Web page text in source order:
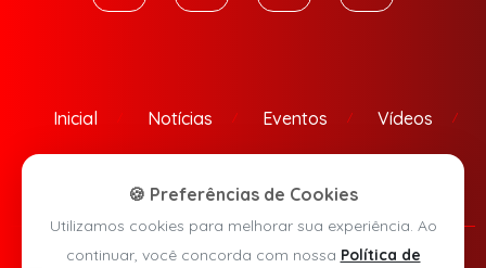
Inicial Notícias Eventos Vídeos
🍪 Preferências de Cookies
Utilizamos cookies para melhorar sua experiência. Ao
continuar, você concorda com nossa Política de